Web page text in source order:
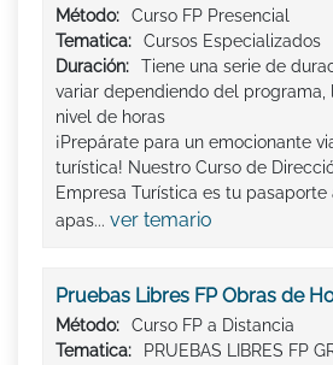
Método:
Curso FP Presencial
Tematica:
Cursos Especializados
Duración:
Tiene una serie de
variar dependiendo del
nivel de horas
¡Prepárate para un emocionante
turística! Nuestro Curso de
Empresa Turística es tu pasaporte
apas... ver temario
Pruebas Libres FP Obras de
Método:
Curso FP a Distancia
Tematica:
PRUEBAS LIBRES FP